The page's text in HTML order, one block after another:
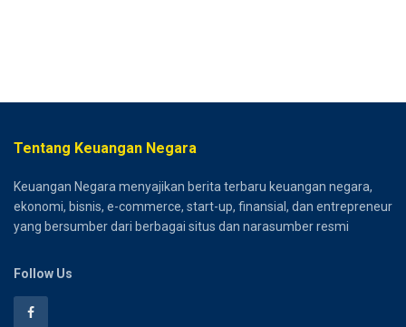
Tentang Keuangan Negara
Keuangan Negara menyajikan berita terbaru keuangan negara,
ekonomi, bisnis, e-commerce, start-up, finansial, dan entrepreneur
yang bersumber dari berbagai situs dan narasumber resmi
Follow Us